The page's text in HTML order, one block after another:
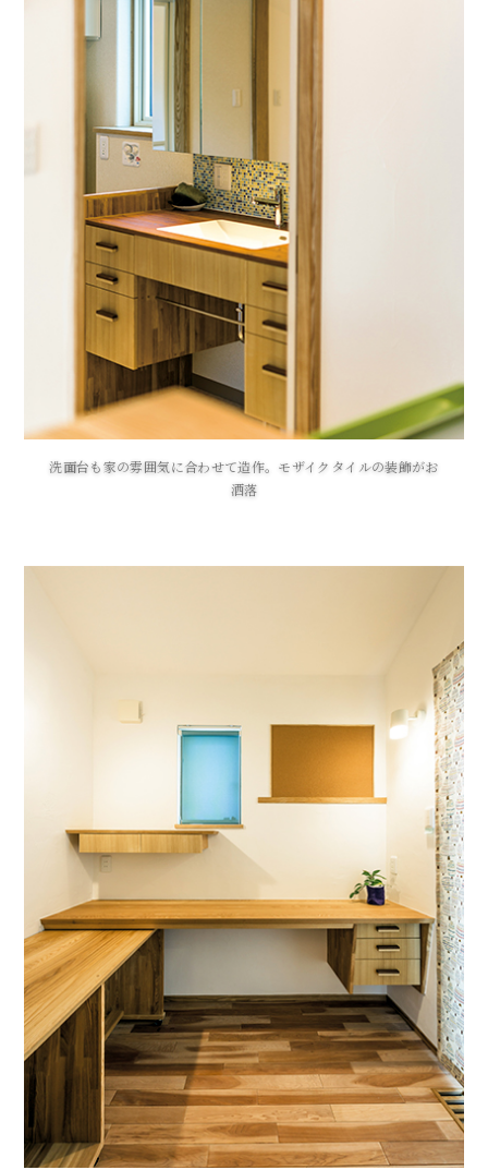
洗面台も家の雰囲気に合わせて造作。モザイクタイルの装飾がお
洒落